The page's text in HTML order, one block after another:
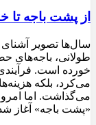
از پشت باجه
سال‌ها تصویر
طولانی، باجه‌های
خورده است.
می‌کرد، بلکه
می‌گذاشت. اما
«پشت باجه» آغاز